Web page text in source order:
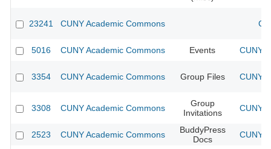
23241 CUNY Academic Commons
5016 CUNY Academic Commons Events CUNY
3354 CUNY Academic Commons Group Files CUNY
3308 CUNY Academic Commons
Group
Invitations
CUNY
2523 CUNY Academic Commons
BuddyPress
Docs
CUNY